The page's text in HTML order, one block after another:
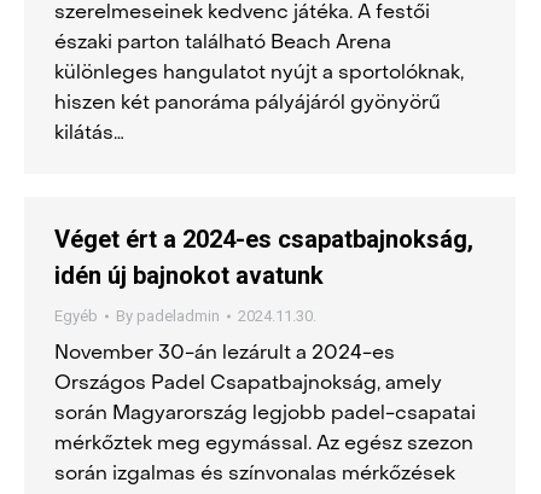
szerelmeseinek kedvenc játéka. A festői
északi parton található Beach Arena
különleges hangulatot nyújt a sportolóknak,
hiszen két panoráma pályájáról gyönyörű
kilátás…
Véget ért a 2024-es csapatbajnokság,
idén új bajnokot avatunk
Egyéb By padeladmin 2024.11.30.
November 30-án lezárult a 2024-es
Országos Padel Csapatbajnokság, amely
során Magyarország legjobb padel-csapatai
mérkőztek meg egymással. Az egész szezon
során izgalmas és színvonalas mérkőzések